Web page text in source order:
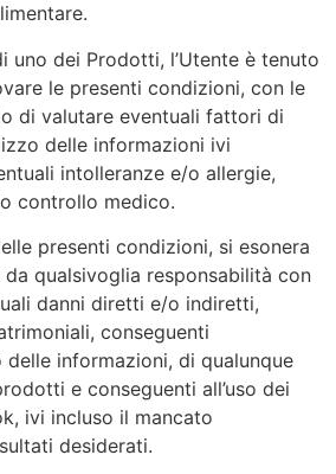
uno dei Prodotti, l’Utente è tenuto
le presenti condizioni, con le
di valutare eventuali fattori di
delle informazioni ivi
intolleranze e/o allergie,
controllo medico.
presenti condizioni, si esonera
qualsivoglia responsabilità con
danni diretti e/o indiretti,
conseguenti
delle informazioni, di qualunque
e conseguenti all’uso dei
ivi incluso il mancato
desiderati.